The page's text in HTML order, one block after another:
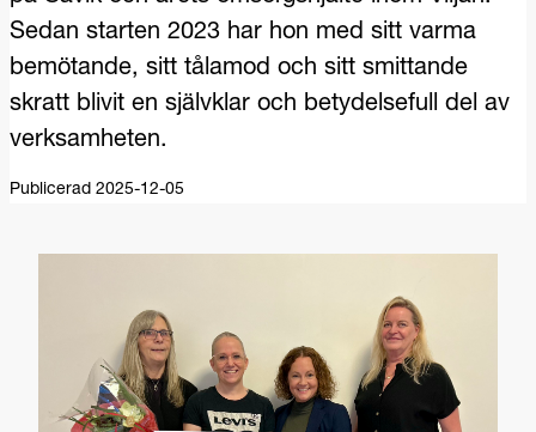
Sedan starten 2023 har hon med sitt varma
bemötande, sitt tålamod och sitt smittande
skratt blivit en självklar och betydelsefull del av
verksamheten.
Publicerad 2025-12-05